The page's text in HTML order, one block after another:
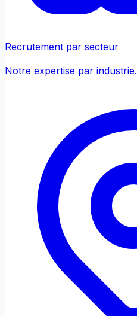
Recrutement par secteur
Notre expertise par industrie.